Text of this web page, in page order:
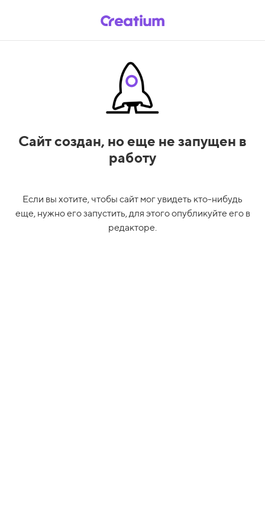
Сайт создан, но еще не запущен в
работу
Если вы хотите, чтобы сайт мог увидеть кто-нибудь
еще, нужно его запустить, для этого опубликуйте его в
редакторе.